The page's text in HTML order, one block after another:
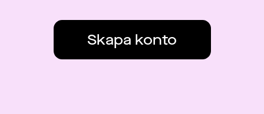
Skapa konto